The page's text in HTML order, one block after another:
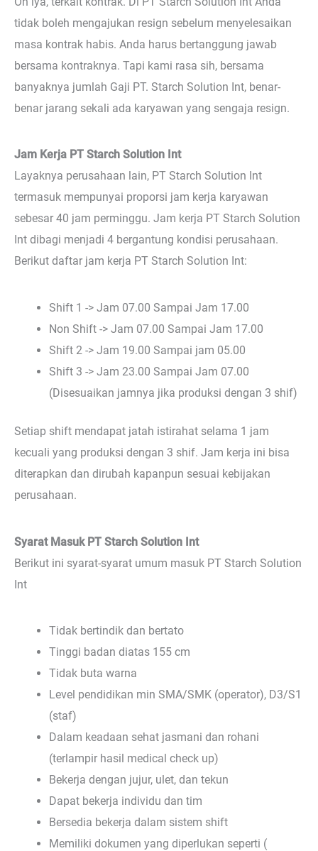
tidak boleh mengajukan resign sebelum menyelesaikan
masa kontrak habis. Anda harus bertanggung jawab
bersama kontraknya. Tapi kami rasa sih, bersama
banyaknya jumlah Gaji PT. Starch Solution Int, benar-
benar jarang sekali ada karyawan yang sengaja resign.
Jam Kerja PT Starch Solution Int
Layaknya perusahaan lain, PT Starch Solution Int
termasuk mempunyai proporsi jam kerja karyawan
sebesar 40 jam perminggu. Jam kerja PT Starch Solution
Int dibagi menjadi 4 bergantung kondisi perusahaan.
Berikut daftar jam kerja PT Starch Solution Int:
Shift 1 -> Jam 07.00 Sampai Jam 17.00
Non Shift -> Jam 07.00 Sampai Jam 17.00
Shift 2 -> Jam 19.00 Sampai jam 05.00
Shift 3 -> Jam 23.00 Sampai Jam 07.00
(Disesuaikan jamnya jika produksi dengan 3 shif)
Setiap shift mendapat jatah istirahat selama 1 jam
kecuali yang produksi dengan 3 shif. Jam kerja ini bisa
diterapkan dan dirubah kapanpun sesuai kebijakan
perusahaan.
Syarat Masuk PT Starch Solution Int
Berikut ini syarat-syarat umum masuk PT Starch Solution
Int
Tidak bertindik dan bertato
Tinggi badan diatas 155 cm
Tidak buta warna
Level pendidikan min SMA/SMK (operator), D3/S1
(staf)
Dalam keadaan sehat jasmani dan rohani
(terlampir hasil medical check up)
Bekerja dengan jujur, ulet, dan tekun
Dapat bekerja individu dan tim
Bersedia bekerja dalam sistem shift
Memiliki dokumen yang diperlukan seperti (